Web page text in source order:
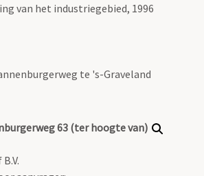
van het industriegebied, 1996
te 's-Graveland
63 (ter hoogte van)